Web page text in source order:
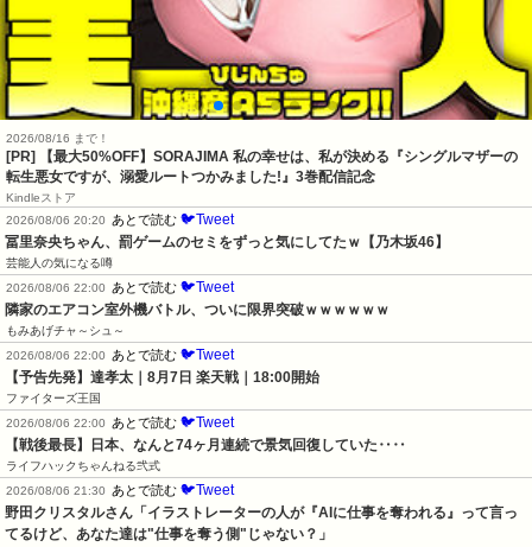
2026/08/16 まで！
[PR] 【最大50%OFF】SORAJIMA 私の幸せは、私が決める『シングルマザーの
転生悪女ですが、溺愛ルートつかみました!』3巻配信記念
Kindleストア
2026/08/06 20:20 あとで読む 🐦Tweet
冨里奈央ちゃん、罰ゲームのセミをずっと気にしてたｗ【乃木坂46】
芸能人の気になる噂
2026/08/06 22:00 あとで読む 🐦Tweet
隣家のエアコン室外機バトル、ついに限界突破ｗｗｗｗｗｗ
もみあげチャ～シュ～
2026/08/06 22:00 あとで読む 🐦Tweet
【予告先発】達孝太｜8月7日 楽天戦｜18:00開始
ファイターズ王国
2026/08/06 22:00 あとで読む 🐦Tweet
【戦後最長】日本、なんと74ヶ月連続で景気回復していた‥‥
ライフハックちゃんねる弐式
2026/08/06 21:30 あとで読む 🐦Tweet
野田クリスタルさん「イラストレーターの人が『AIに仕事を奪われる』って言っ
てるけど、あなた達は"仕事を奪う側"じゃない？」